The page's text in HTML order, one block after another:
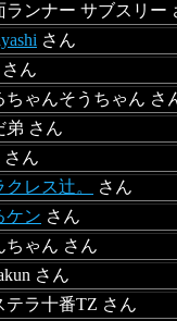
ランナー サブスリー
さん
ん
ちゃんそうちゃん さ
弟 さん
さん
クレス辻。 さん
ケン さん
ちゃん さん
さん
テラ十番TZ さん